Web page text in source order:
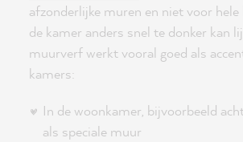
afzonderlijke muren en niet voor
de kamer anders snel te donker kan
muurverf werkt vooral goed als
kamers:
In de woonkamer, bijvoorbeeld
als speciale muur